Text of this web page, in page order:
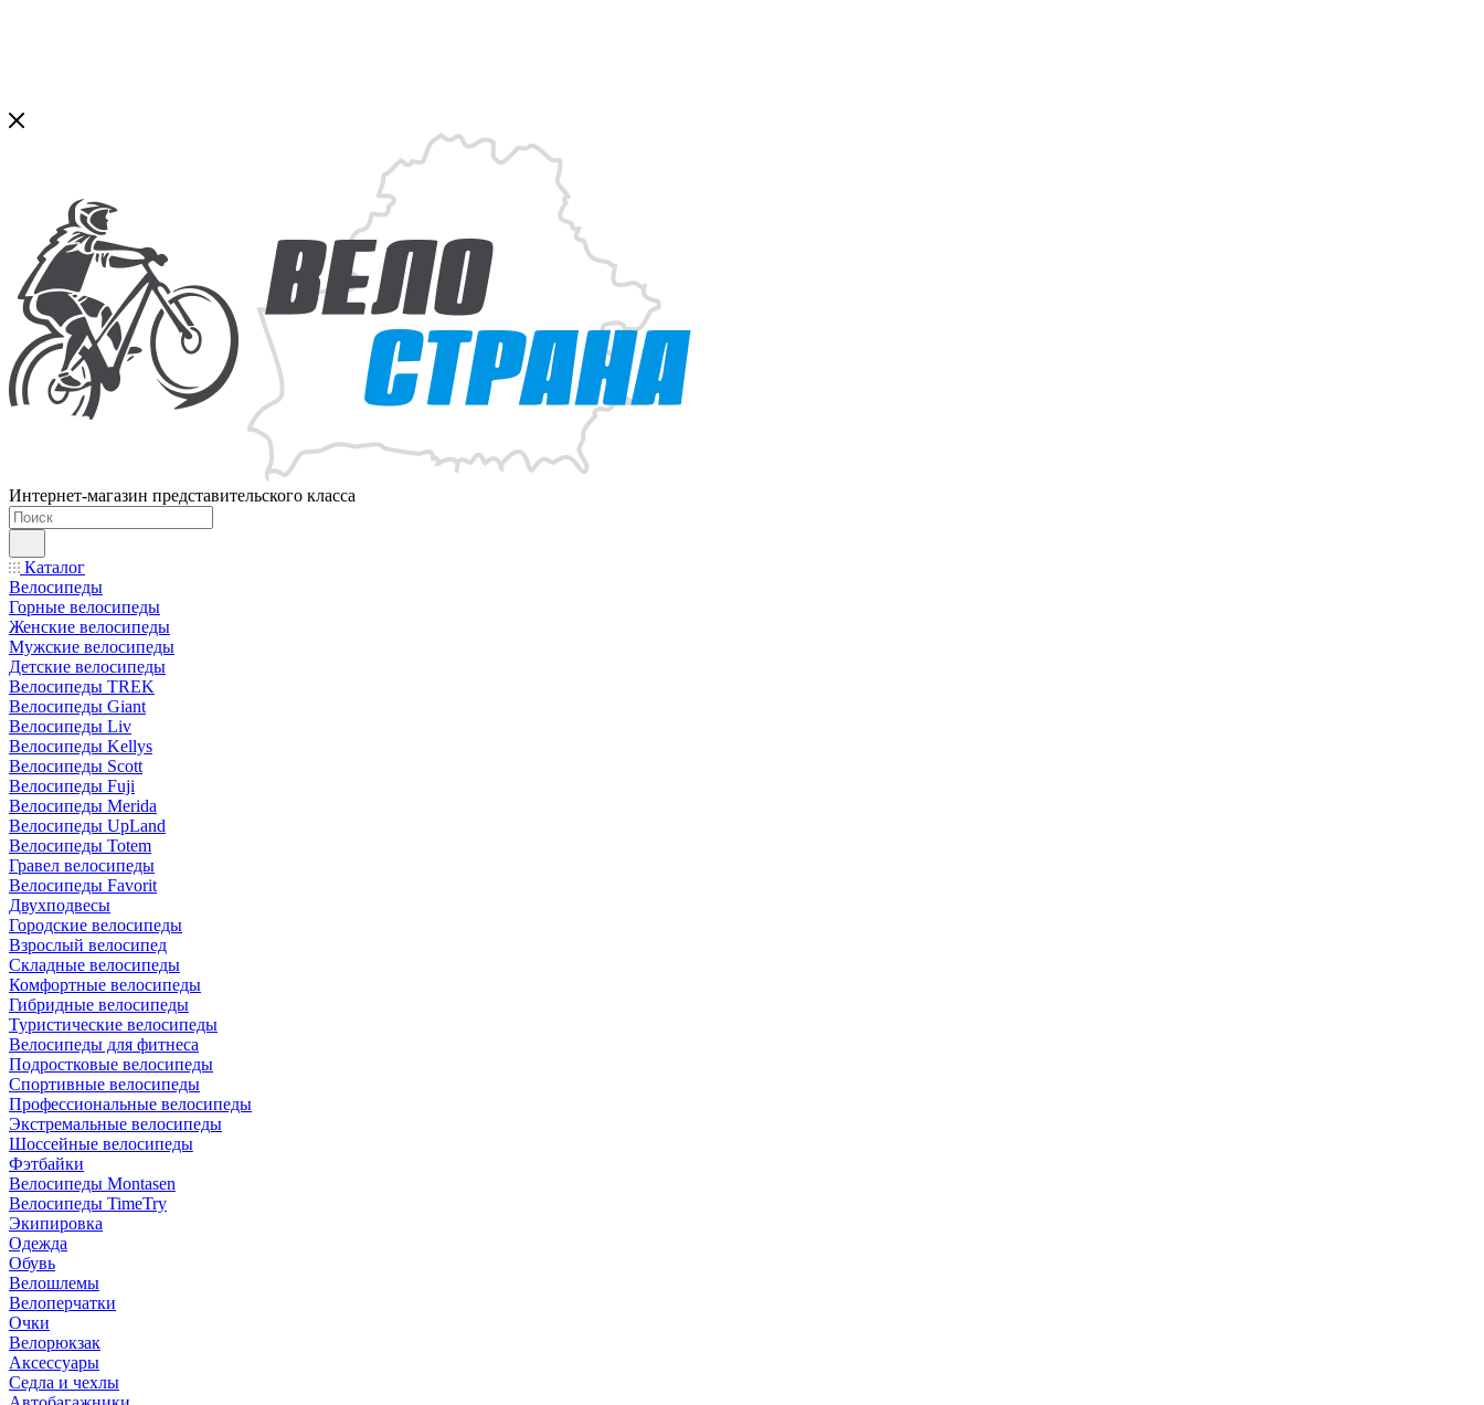
Интернет-магазин представительского класса
Каталог
Велосипеды
Горные велосипеды
Женские велосипеды
Мужские велосипеды
Детские велосипеды
Велосипеды TREK
Велосипеды Giant
Велосипеды Liv
Велосипеды Kellys
Велосипеды Scott
Велосипеды Fuji
Велосипеды Merida
Велосипеды UpLand
Велосипеды Totem
Гравел велосипеды
Велосипеды Favorit
Двухподвесы
Городские велосипеды
Взрослый велосипед
Складные велосипеды
Комфортные велосипеды
Гибридные велосипеды
Туристические велосипеды
Велосипеды для фитнеса
Подростковые велосипеды
Спортивные велосипеды
Профессиональные велосипеды
Экстремальные велосипеды
Шоссейные велосипеды
Фэтбайки
Велосипеды Montasen
Велосипеды TimeTry
Экипировка
Одежда
Обувь
Велошлемы
Велоперчатки
Очки
Велорюкзак
Аксессуары
Седла и чехлы